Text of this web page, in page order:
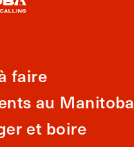
faire
au Manitoba
et boire